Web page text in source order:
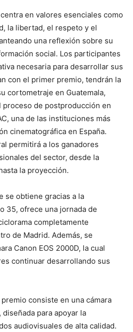
en valores esenciales como
la libertad, el respeto y el
una reflexión sobre su
social. Los participantes
necesaria para desarrollar sus
con el primer premio, tendrán la
cortometraje en Guatemala,
proceso de postproducción en
una de las instituciones más
cinematográfica en España.
permitirá a los ganadores
del sector, desde la
la proyección.
se obtiene gracias a la
35, ofrece una jornada de
completamente
de Madrid. Además, se
Canon EOS 2000D, la cual
continuar desarrollando sus
consiste en una cámara
para apoyar la
audiovisuales de alta calidad.